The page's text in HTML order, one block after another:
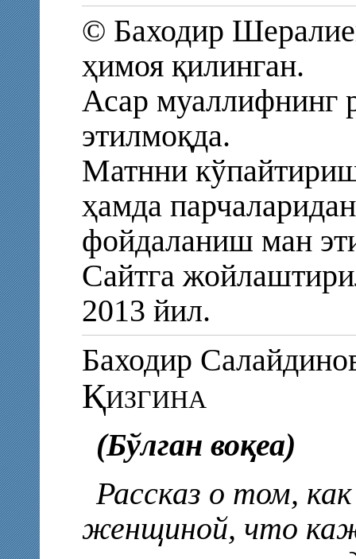
© Баходир
ҳимоя қилинган.
Асар муаллифнинг
этилмоқда.
Матнни
ҳамда
фойдаланиш ман
Сайтга
2013 йил.
Баходир
Қизгина
(Бўлган воқеа)
Рассказ о том,
женщиной, что